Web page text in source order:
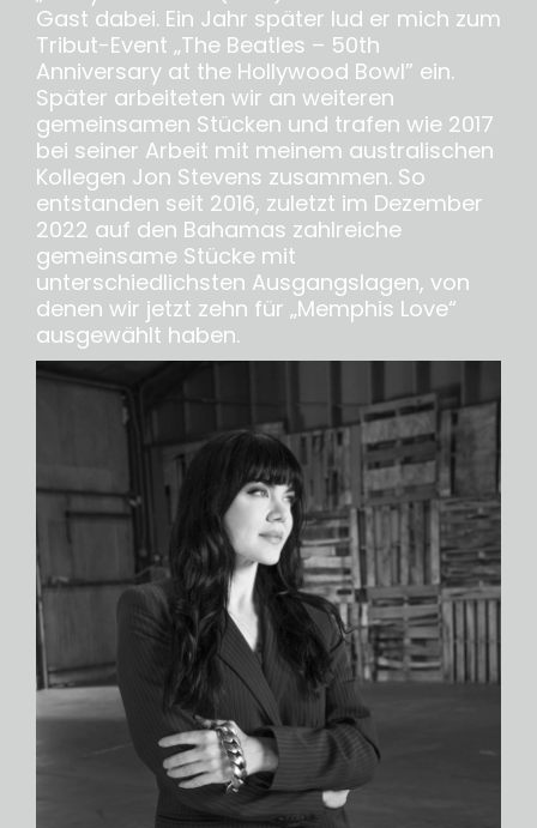
Gast dabei. Ein Jahr später lud er mich zum
Tribut-Event „The Beatles – 50th
Anniversary at the Hollywood Bowl” ein.
Später arbeiteten wir an weiteren
gemeinsamen Stücken und trafen wie 2017
bei seiner Arbeit mit meinem australischen
Kollegen Jon Stevens zusammen. So
entstanden seit 2016, zuletzt im Dezember
2022 auf den Bahamas zahlreiche
gemeinsame Stücke mit
unterschiedlichsten Ausgangslagen, von
denen wir jetzt zehn für „Memphis Love“
ausgewählt haben.